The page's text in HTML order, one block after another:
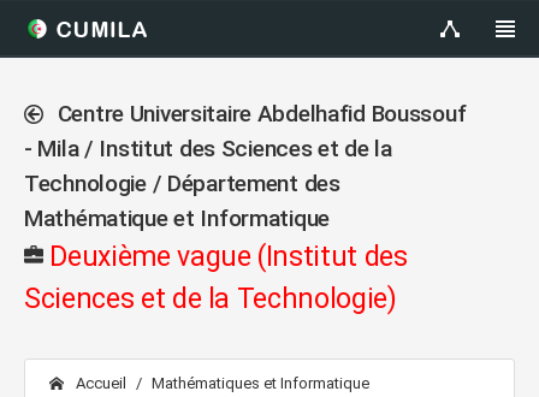
Centre Universitaire Abdelhafid Boussouf
- Mila / Institut des Sciences et de la
Technologie / Département des
Mathématique et Informatique
Deuxième vague (Institut des
Sciences et de la Technologie)
Accueil
Mathématiques et Informatique